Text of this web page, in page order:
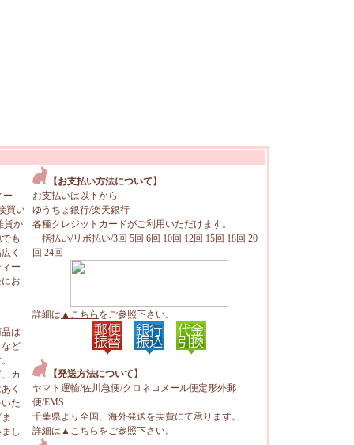
ー
買い
貨か
も
く
ー
お
は
ど
カ
く
た
し
【お支払い方法について】
お支払いは以下から
ゆうちょ銀行/楽天銀行
各種クレジットカードがご利用いただけます。
一括払い/リボ払い/3回 5回 6回 10回 12回 15回 18回 20
回 24回
詳細は ▲こちら をご参照下さい。
【発送方法について】
ヤマト運輸/佐川急便/クロネコメール便定形外郵
便/EMS
千葉県より全国、海外発送を実費にて承ります。
詳細は ▲こちら をご参照下さい。